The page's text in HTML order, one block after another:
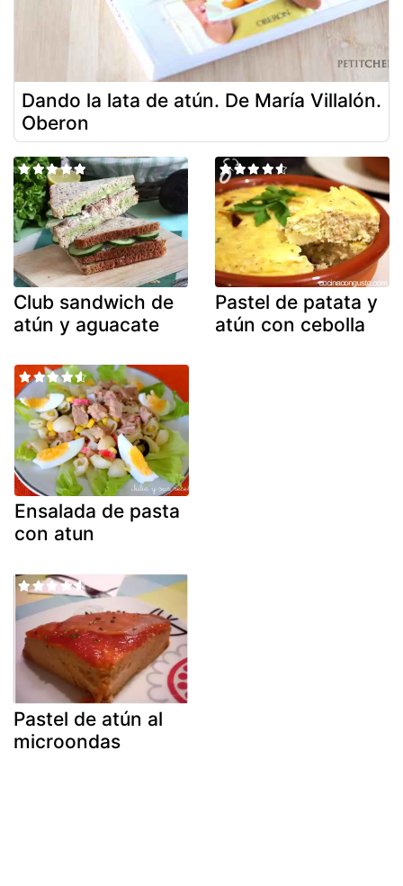
Dando la lata de atún. De María Villalón.
Oberon
Club sandwich de
atún y aguacate
Pastel de patata y
atún con cebolla
Ensalada de pasta
con atun
Pastel de atún al
microondas